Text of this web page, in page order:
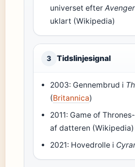
universet efter
uklart (Wikipedia)
3 Tidslinjesignal
2003: Gennembrud i
(Britannica)
2011: Game of
af datteren (Wikipedia)
2021: Hovedrolle i